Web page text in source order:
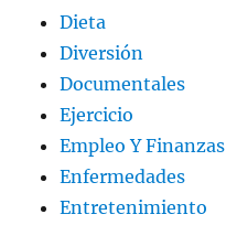
Dieta
Diversión
Documentales
Ejercicio
Empleo Y Finanzas
Enfermedades
Entretenimiento